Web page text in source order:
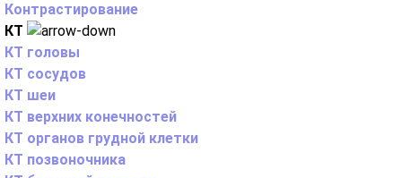
Контрастирование
КТ
КТ головы
КТ сосудов
КТ шеи
КТ верхних конечностей
КТ органов грудной клетки
КТ позвоночника